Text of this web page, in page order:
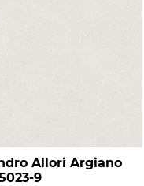
Allori Argiano
9